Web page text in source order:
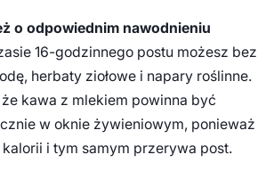
o odpowiednim nawodnieniu
16-godzinnego postu możesz bez
herbaty ziołowe i napary roślinne.
kawa z mlekiem powinna być
w oknie żywieniowym, ponieważ
i tym samym przerywa post.